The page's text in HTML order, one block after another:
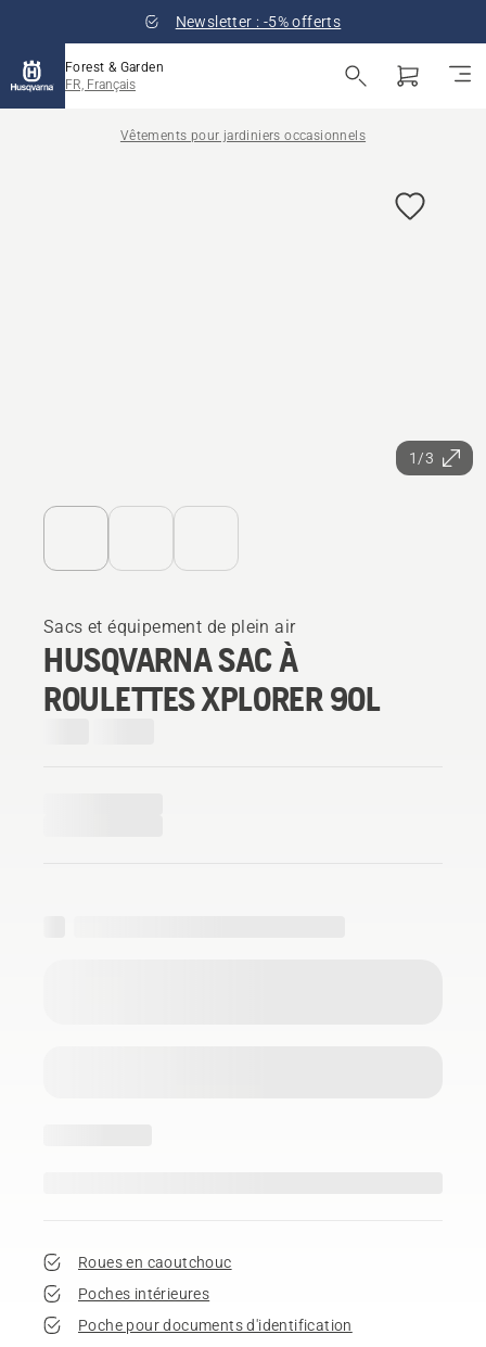
Newsletter : -5% offerts
Forest & Garden
FR, Français
Vêtements pour jardiniers occasionnels
1/3
Sacs et équipement de plein air
HUSQVARNA SAC À
ROULETTES XPLORER 90L
Roues en caoutchouc
Poches intérieures
Poche pour documents d'identification